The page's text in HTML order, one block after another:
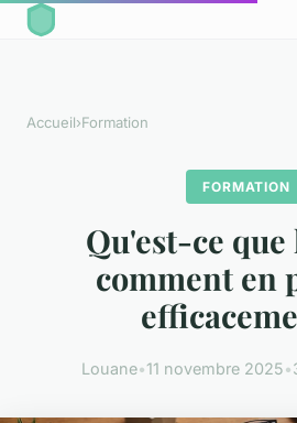
Accueil›Formation
FORMATION
Qu'est-ce que
comment en
Louane•11 novembre 2025•